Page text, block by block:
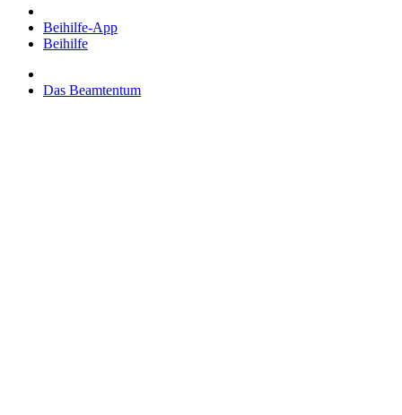
Beihilfe-App
Beihilfe
Das Beamtentum